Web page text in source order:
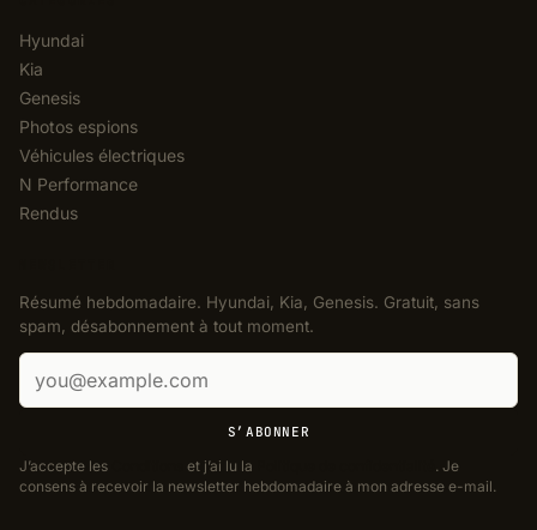
Hyundai
Kia
Genesis
Photos espions
Véhicules électriques
N Performance
Rendus
Résumé hebdomadaire. Hyundai, Kia, Genesis. Gratuit, sans
spam, désabonnement à tout moment.
Adresse e-mail
S’ABONNER
J’accepte les et j’ai lu la
. Je
consens à recevoir la newsletter hebdomadaire à mon adresse e-mail.